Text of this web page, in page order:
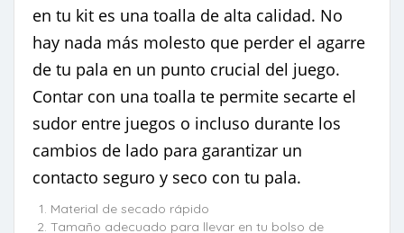
en tu kit es una toalla de alta calidad. No
hay nada más molesto que perder el agarre
de tu pala en un punto crucial del juego.
Contar con una toalla te permite secarte el
sudor entre juegos o incluso durante los
cambios de lado para garantizar un
contacto seguro y seco con tu pala.
Material de secado rápido
Tamaño adecuado para llevar en tu bolso de